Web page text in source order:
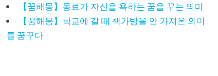
【꿈해몽】동료가 자신을 욕하는 꿈을 꾸는 의미
【꿈해몽】학교에 갈 때 책가방을 안 가져온 의미
를 꿈꾸다